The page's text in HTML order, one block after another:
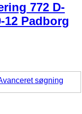
772 D-
12 Padborg
søgning